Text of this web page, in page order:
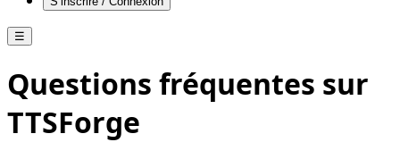
☰
Questions fréquentes sur
TTSForge